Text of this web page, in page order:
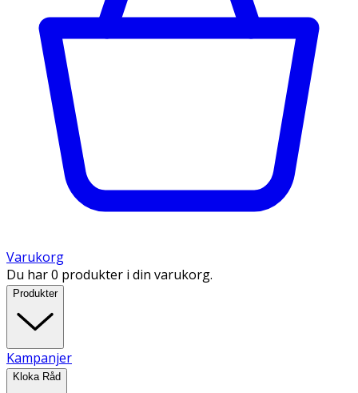
Varukorg
Du har 0 produkter i din varukorg.
Produkter
Kampanjer
Kloka Råd